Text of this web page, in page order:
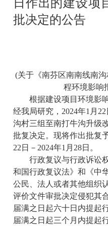
日作出的建设项
批决定的公告
(关于《南芬区南南线南
程环境影响
根据建设项目环境影
经我局研究，2024年1月
沟村三组至南打牛沟升级
批复决定。现将作出批复
22日－2024年1月28日。
行政复议与行政诉讼
和国行政复议法》和《中
公民、法人或者其他组织
评价文件审批决定侵犯其
届满之日起六十日内提起
届满之日起三个月内提起